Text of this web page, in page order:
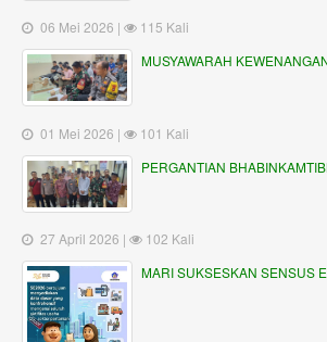
06 Mei 2026 |
115 Kali
MUSYAWARAH
01 Mei 2026 |
101 Kali
PERGANTIAN
27 April 2026 |
102 Kali
MARI SUKSESKAN SENSUS